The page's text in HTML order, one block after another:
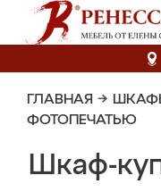
ГЛАВНАЯ →
ФОТОПЕЧАТЬЮ
Шкаф-